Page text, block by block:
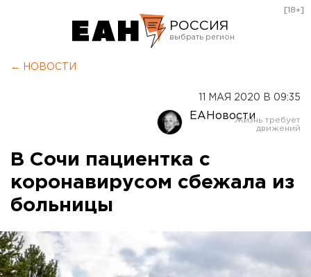
РОССИЯ
Оренбург
[18+]
← НОВОСТИ
11 МАЯ 2020 В 09:35
ЕАНовости
В Сочи пациентка с
коронавирусом сбежала из
больницы